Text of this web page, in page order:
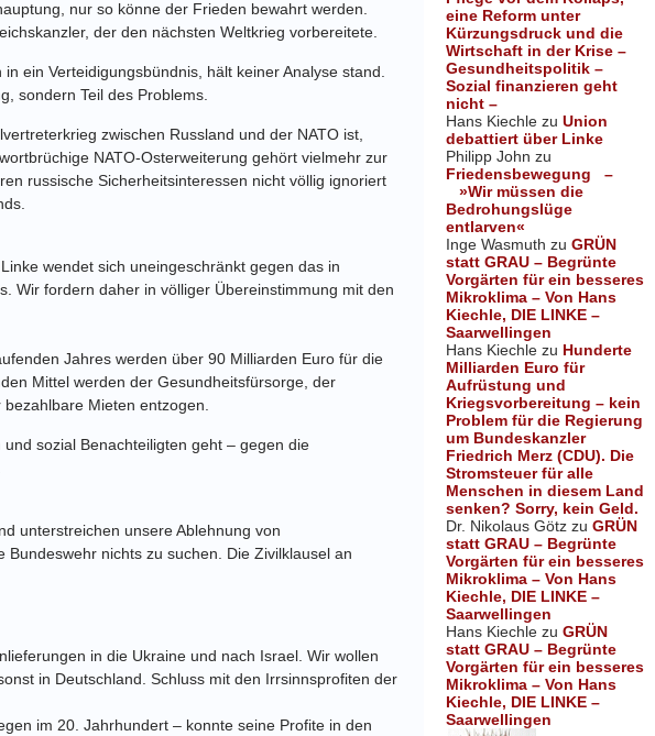
eine Reform unter
Kürzungsdruck und die
Wirtschaft in der Krise –
Gesundheitspolitik –
Sozial finanzieren geht
nicht –
Hans Kiechle zu Union
debattiert über Linke
Philipp John zu
Friedensbewegung –
»Wir müssen die
Bedrohungslüge
entlarven«
Inge Wasmuth zu GRÜN
statt GRAU – Begrünte
Vorgärten für ein besseres
Mikroklima – Von Hans
Kiechle, DIE LINKE –
Saarwellingen
Hans Kiechle zu Hunderte
Milliarden Euro für
Aufrüstung und
Kriegsvorbereitung – kein
Problem für die Regierung
um Bundeskanzler
Friedrich Merz (CDU). Die
Stromsteuer für alle
Menschen in diesem Land
senken? Sorry, kein Geld.
Dr. Nikolaus Götz zu GRÜN
statt GRAU – Begrünte
Vorgärten für ein besseres
Mikroklima – Von Hans
Kiechle, DIE LINKE –
Saarwellingen
Hans Kiechle zu GRÜN
statt GRAU – Begrünte
Vorgärten für ein besseres
Mikroklima – Von Hans
Kiechle, DIE LINKE –
Saarwellingen
nur so könne der Frieden bewahrt werden.
der den nächsten Weltkrieg vorbereitete.
in ein Verteidigungsbündnis, hält keiner Analyse stand.
sondern Teil des Problems.
zwischen Russland und der NATO ist,
wortbrüchige NATO-Osterweiterung gehört vielmehr zur
russische Sicherheitsinteressen nicht völlig ignoriert
wendet sich uneingeschränkt gegen das in
Wir fordern daher in völliger Übereinstimmung mit den
Jahres werden über 90 Milliarden Euro für die
Mittel werden der Gesundheitsfürsorge, der
Mieten entzogen.
und sozial Benachteiligten geht – gegen die
unterstreichen unsere Ablehnung von
Bundeswehr nichts zu suchen. Die Zivilklausel an
in die Ukraine und nach Israel. Wir wollen
in Deutschland. Schluss mit den Irrsinnsprofiten der
im 20. Jahrhundert – konnte seine Profite in den